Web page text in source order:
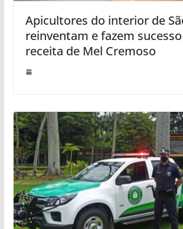
Apicultores do interior de
reinventam e fazem
receita de Mel Cremoso